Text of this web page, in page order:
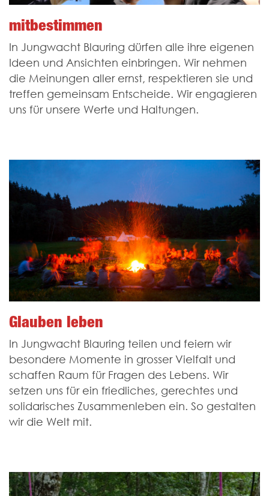
mitbestimmen
In Jungwacht Blauring dürfen alle ihre eigenen
Ideen und Ansichten einbringen. Wir nehmen
die Meinungen aller ernst, respektieren sie und
treffen gemeinsam Entscheide. Wir engagieren
uns für unsere Werte und Haltungen.
Glauben leben
In Jungwacht Blauring teilen und feiern wir
besondere Momente in grosser Vielfalt und
schaffen Raum für Fragen des Lebens. Wir
setzen uns für ein friedliches, gerechtes und
solidarisches Zusammen­leben ein. So gestalten
wir die Welt mit.